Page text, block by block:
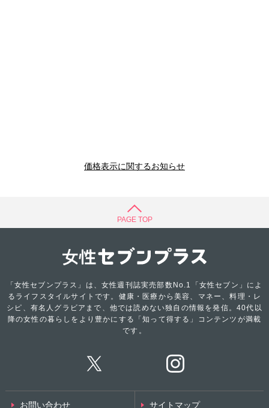
価格表示に関するお知らせ
PAGE TOP
「女性セブンプラス」は、女性週刊誌実売部数No.1「女性セブン」によ
るライフスタイルサイトです。健康・医療から美容、マネー、料理・レ
シピ、有名人グラビアまで、他では読めない独自の情報を発信。40代以
降の女性の暮らしをより豊かにする「知って得する」コンテンツが満載
です。
お問い合わせ サイトマップ